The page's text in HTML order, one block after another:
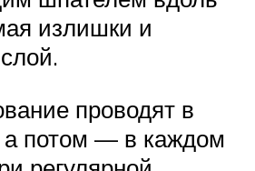
излишки и
проводят в
а потом — в каждом